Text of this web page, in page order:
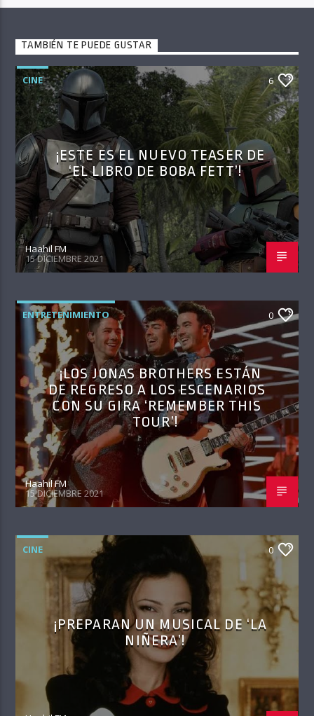
TAMBIÉN TE PUEDE GUSTAR
CINE 6
¡ESTE ES EL NUEVO TEASER DE
‘EL LIBRO DE BOBA FETT’!
Haahil FM
15 DICIEMBRE 2021
ENTRETENIMIENTO 0
¡LOS JONAS BROTHERS ESTÁN
DE REGRESO A LOS ESCENARIOS
CON SU GIRA ‘REMEMBER THIS
TOUR’!
Haahil FM
15 DICIEMBRE 2021
CINE 0
¡PREPARAN UN MUSICAL DE ‘LA
NIÑERA’!